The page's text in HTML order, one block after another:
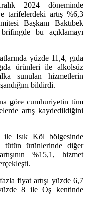
2024 döneminde
tarifelerdeki artış %6,3
Başkanı Baktıbek
bu açıklamayı
yüzde 11,4, gıda
ürünleri ile alkolsüz
sunulan hizmetlerin
bildirdi.
göre cumhuriyetin tüm
artış kaydedildiğini
ile Isık Köl bölgesinde
ürünlerinde diğer
%15,1, hizmet
fiyat artışı yüzde 6,7
8 ile Oş kentinde